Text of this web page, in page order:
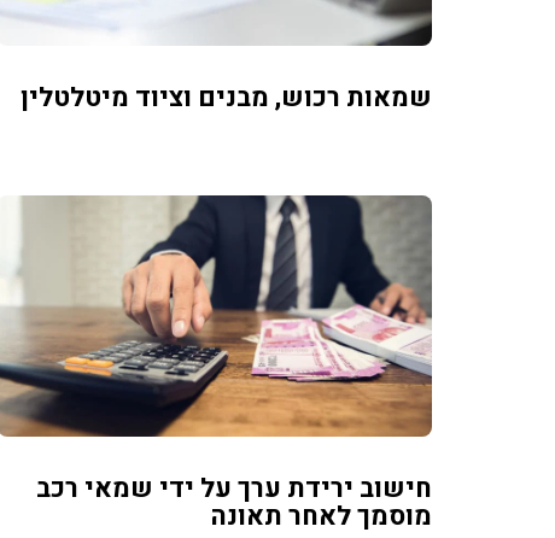
שמאות רכוש, מבנים וציוד מיטלטלין
חישוב ירידת ערך על ידי שמאי רכב
מוסמך לאחר תאונה